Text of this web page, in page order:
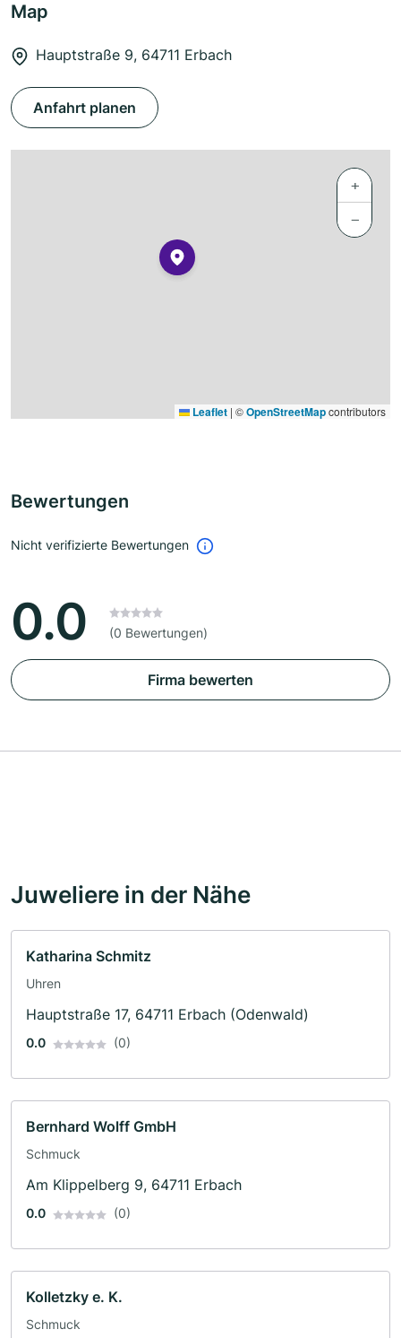
Map
Hauptstraße 9, 64711 Erbach
Anfahrt planen
+
−
Leaflet | ©OpenStreetMapcontributors
Bewertungen
Nicht verifizierte Bewertungen
0.0 (0 Bewertungen)
Firma bewerten
Juweliere in der Nähe
Katharina Schmitz
Uhren
Hauptstraße 17, 64711 Erbach (Odenwald)
0.0 (0)
Bernhard Wolff GmbH
Schmuck
Am Klippelberg 9, 64711 Erbach
0.0 (0)
Kolletzky e. K.
Schmuck